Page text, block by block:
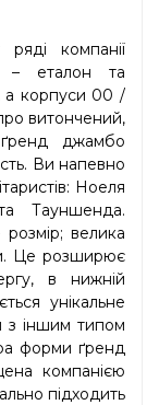
компанії
– еталон та
а корпуси 00 /
витончений,
джамбо
Ви напевно
Ноеля
Тауншенда.
велика
Це розширює
в нижній
унікальне
з іншим типом
форми ґренд
компанією
підходить